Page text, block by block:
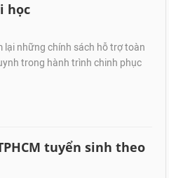
học
lại những chính sách hỗ trợ toàn
trong hành trình chinh phục
tuyển sinh theo